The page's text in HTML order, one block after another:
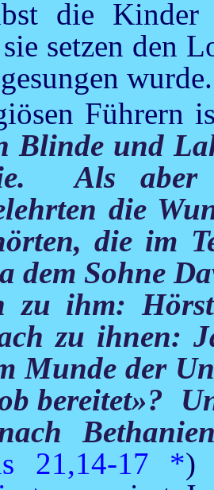
die
setzen den
wurde.
Führern
Blinde und
Als aber
die
die im
dem Sohne
zu ihm:
zu ihnen:
Munde der
bereitet»?
21,14-17 *)